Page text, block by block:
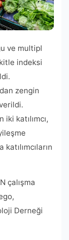
ve multipl
indeksi
zengin
katılımcı,
çalışma
Derneği